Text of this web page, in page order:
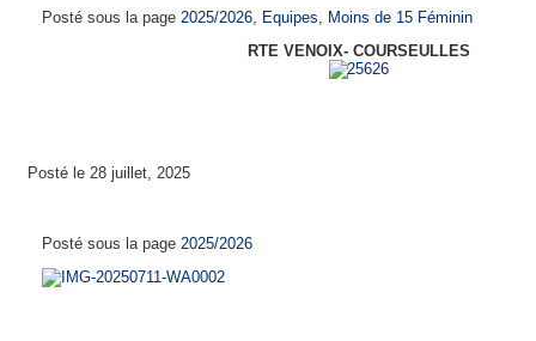
Posté sous la page 2025/2026, Equipes, Moins de 15 Féminin
RTE VENOIX- COURSEULLES
Posté le 28 juillet, 2025
Posté sous la page 2025/2026